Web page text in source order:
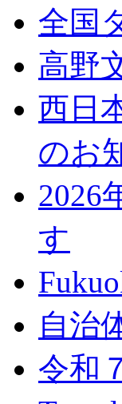
全国
高野
西日
のお
2026
す
自治
令和